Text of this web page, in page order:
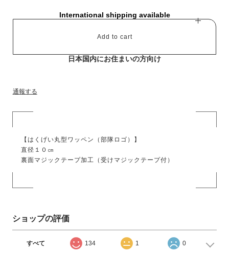
International shipping available
Add to cart
日本国内にお住まいの方向け
通報する
【はくげい丸型ワッペン（部隊ロゴ）】
直径１０㎝
裏面マジックテープ加工（受けマジックテープ付）
ショップの評価
すべて 134 1 0